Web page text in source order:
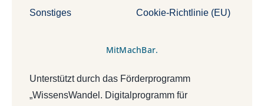
Sonstiges Cookie-Richtlinie (EU)
MitMachBar.
Unterstützt durch das Förderprogramm
„WissensWandel. Digitalprogramm für